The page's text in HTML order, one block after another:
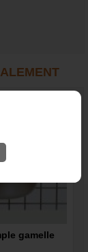
gamelle